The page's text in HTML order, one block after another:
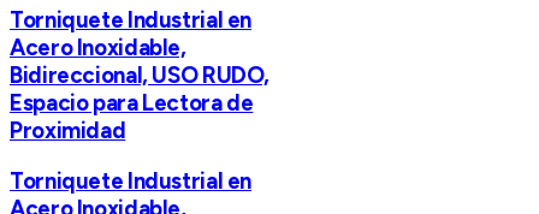
Torniquete Industrial en
Acero Inoxidable,
Bidireccional, USO RUDO,
Espacio para Lectora de
Proximidad
Torniquete Industrial en
Acero Inoxidable,